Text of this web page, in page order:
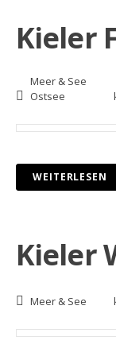
Kieler
Meer & See
Ostsee
WEITERLESEN
Kieler
Meer & See